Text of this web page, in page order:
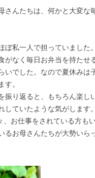
さんたちは、何かと大変な
ぼ私一人で担っていました
なく毎日お弁当を持たせ
いでした。なので夏休みは
。
り返ると、もちろん楽し
ていたような気がします。
お仕事をされている方もい
るお母さんたちが大勢いら